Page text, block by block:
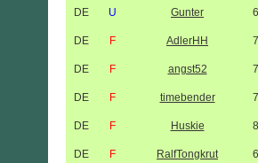
DE U Gunter
DE F AdlerHH
DE F angst52
DE F timebender
DE F Huskie
DE F RalfTongkrut